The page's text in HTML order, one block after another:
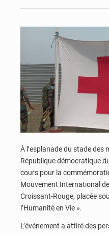
À l’esplanade du stade des
République démocratique
cours pour la
Mouvement International
Croissant-Rouge, placée
l’Humanité en Vie ».
L’événement a attiré des